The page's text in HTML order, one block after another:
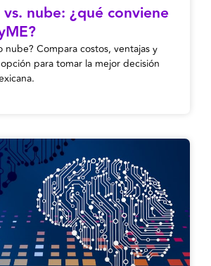
nube: ¿qué conviene
nube? Compara costos, ventajas y
para tomar la mejor decisión